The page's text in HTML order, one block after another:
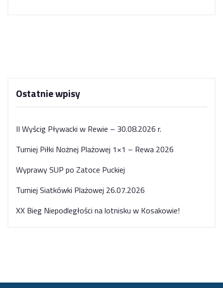
Ostatnie wpisy
II Wyścig Pływacki w Rewie – 30.08.2026 r.
Turniej Piłki Nożnej Plażowej 1×1 – Rewa 2026
Wyprawy SUP po Zatoce Puckiej
Turniej Siatkówki Plażowej 26.07.2026
XX Bieg Niepodległości na lotnisku w Kosakowie!